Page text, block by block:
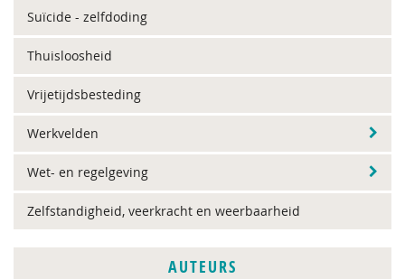
Suïcide - zelfdoding
Thuisloosheid
Vrijetijdsbesteding
Werkvelden
Wet- en regelgeving
Zelfstandigheid, veerkracht en weerbaarheid
AUTEURS